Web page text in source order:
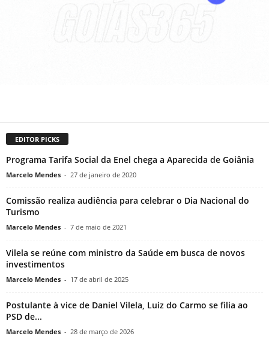
EDITOR PICKS
Programa Tarifa Social da Enel chega a Aparecida de Goiânia
Marcelo Mendes - 27 de janeiro de 2020
Comissão realiza audiência para celebrar o Dia Nacional do
Turismo
Marcelo Mendes - 7 de maio de 2021
Vilela se reúne com ministro da Saúde em busca de novos
investimentos
Marcelo Mendes - 17 de abril de 2025
Postulante à vice de Daniel Vilela, Luiz do Carmo se filia ao
PSD de...
Marcelo Mendes - 28 de março de 2026